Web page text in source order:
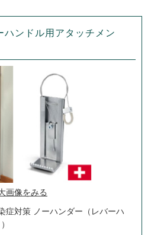
ハンドル用アタッチメン
画像をみる
対策 ノーハンダー（レバーハ